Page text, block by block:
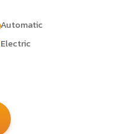
Automatic
Electric